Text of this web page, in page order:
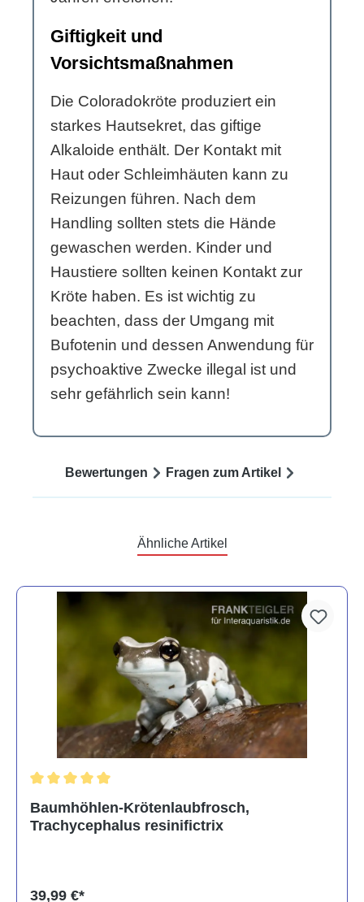
Giftigkeit und
Vorsichtsmaßnahmen
Die Coloradokröte produziert ein
starkes Hautsekret, das giftige
Alkaloide enthält. Der Kontakt mit
Haut oder Schleimhäuten kann zu
Reizungen führen. Nach dem
Handling sollten stets die Hände
gewaschen werden. Kinder und
Haustiere sollten keinen Kontakt zur
Kröte haben. Es ist wichtig zu
beachten, dass der Umgang mit
Bufotenin und dessen Anwendung für
psychoaktive Zwecke illegal ist und
sehr gefährlich sein kann!
Bewertungen Fragen zum Artikel
Ähnliche Artikel
Baumhöhlen-Krötenlaubfrosch,
Trachycephalus resinifictrix
39,99 €*